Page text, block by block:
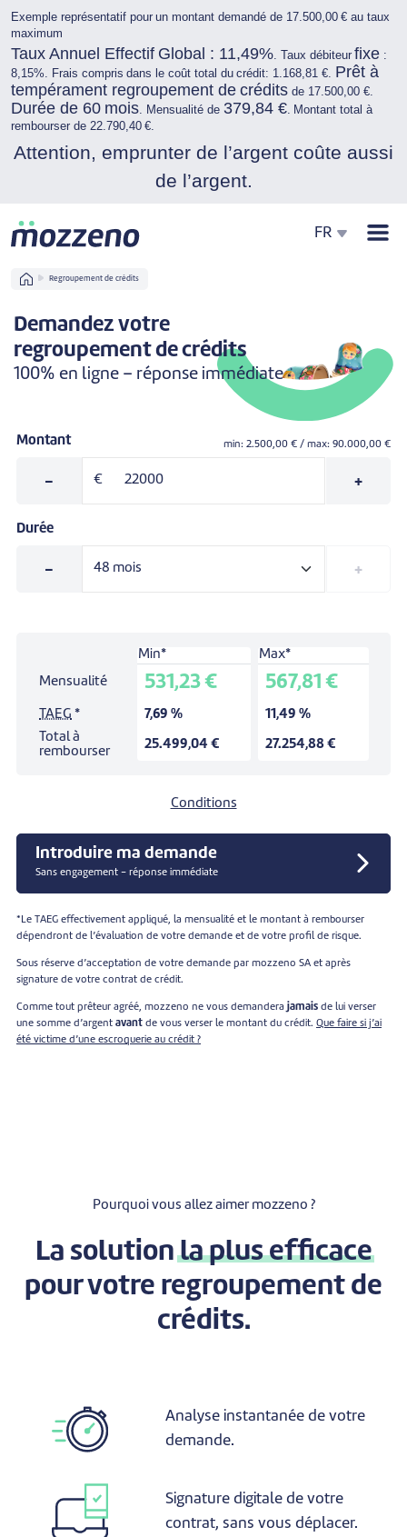
Exemple représentatif pour un montant demandé de 17.500,00 € au taux
maximum
Taux Annuel Effectif Global : 11,49% . Taux débiteurfixe :
8,15%. Frais compris dans le coût total du crédit: 1.168,81 €. Prêt à
tempérament regroupement de crédits de 17.500,00 €.
Durée de 60 mois . Mensualité de 379,84 €. Montant total à
rembourser de 22.790,40 €.
Attention, emprunter de l’argent coûte aussi
de l’argent.
FR
Home
Regroupement de crédits
Demandez votre
regroupement de crédits
100% en ligne – réponse immédiate
Montant min: 2.500,00 € / max: 90.000,00 €
- € +
Durée
- +
Durée:48mois.
Min*
Max*
Mensualité
531,23 € 567,81 €
TAEG * 7,69 %
11,49 %
Total à
rembourser
25.499,04 € 27.254,88 €
Conditions
Introduire ma demande
Sans engagement - réponse immédiate
*Le TAEG effectivement appliqué, la mensualité et le montant à rembourser
dépendront de l’évaluation de votre demande et de votre profil de risque.
Sous réserve d’acceptation de votre demande par mozzeno SA et après
signature de votre contrat de crédit.
Comme tout prêteur agréé, mozzeno ne vous demandera jamais de lui verser
une somme d’argent avant de vous verser le montant du crédit. Que faire si j’ai
été victime d’une escroquerie au crédit ?
Pourquoi vous allez aimer mozzeno ?
La solutionla plus efficace
pour votre regroupement de
crédits.
Analyse instantanée de votre
demande.
Signature digitale de votre
contrat, sans vous déplacer.